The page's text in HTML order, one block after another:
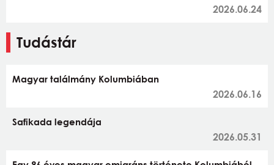
2026.06.24
Tudástár
Magyar találmány Kolumbiában
2026.06.16
Safikada legendája
2026.05.31